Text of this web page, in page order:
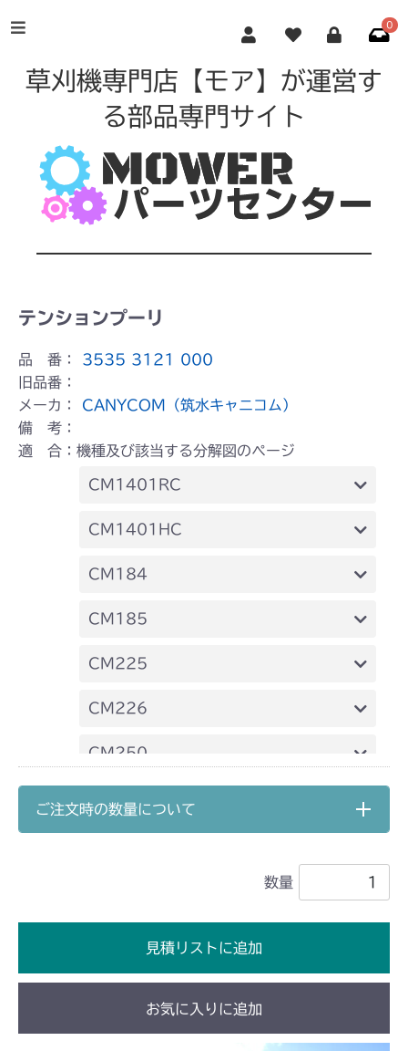
0
草刈機専門店【モア】が運営す
る部品専門サイト
テンションプーリ
品 番： 3535 3121 000
旧品番：
メーカ： CANYCOM（筑水キャニコム）
備 考：
適 合：機種及び該当する分解図のページ
CM1401RC
本体 FIG12 動力伝達(走行)
CM1401HC
本体 FIG13 235A 動力伝達
CM184
本体 FIG16 動力伝達(走行)
CM185
本体 FIG14 動力伝達(走行)
CM225
本体 FIG22 動力伝達(走行)
CM226
本体 FIG20 動力伝達(走行)
CM250
本体 FIG21 動力伝達(走行)
本体 FIG14 動力伝達(走行)
CM2201YCV/YCS
本体 FIG16 動力伝達(走行)
CM2403HC/HCS
ご注文時の数量について
数量
見積リストに追加
お気に入りに追加